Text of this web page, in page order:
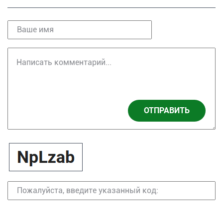
ОТПРАВИТЬ